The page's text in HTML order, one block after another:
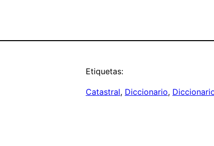
Etiquetas:
Catastral, Diccionario,